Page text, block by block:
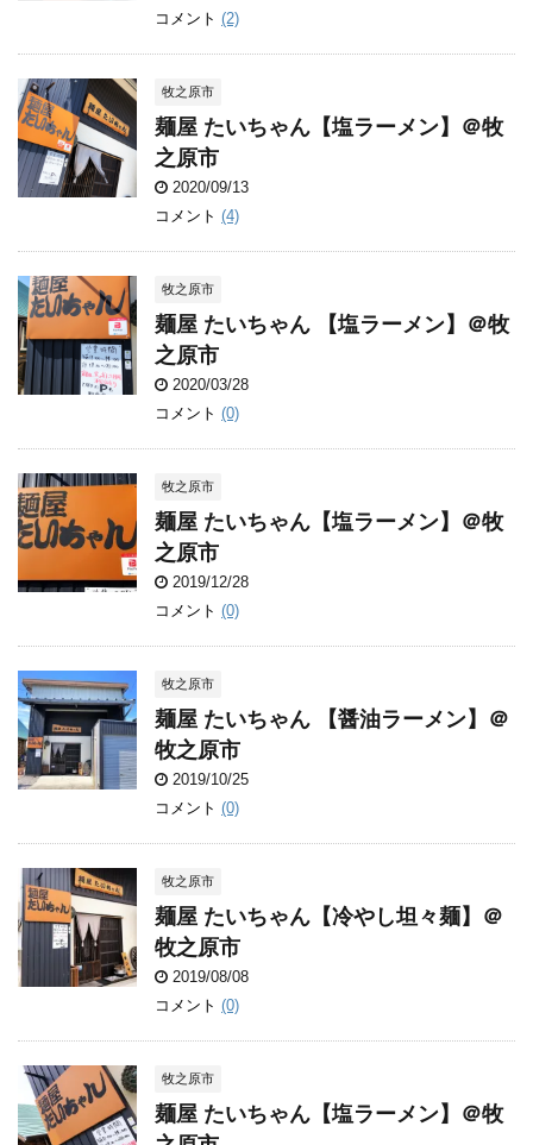
コメント (2)
牧之原市
麺屋 たいちゃん【塩ラーメン】＠牧
之原市
2020/09/13
コメント (4)
牧之原市
麺屋 たいちゃん 【塩ラーメン】＠牧
之原市
2020/03/28
コメント (0)
牧之原市
麺屋 たいちゃん【塩ラーメン】＠牧
之原市
2019/12/28
コメント (0)
牧之原市
麺屋 たいちゃん 【醤油ラーメン】＠
牧之原市
2019/10/25
コメント (0)
牧之原市
麺屋 たいちゃん【冷やし坦々麺】＠
牧之原市
2019/08/08
コメント (0)
牧之原市
麺屋 たいちゃん【塩ラーメン】＠牧